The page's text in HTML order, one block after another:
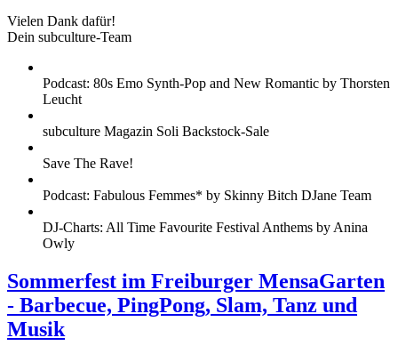
Vielen Dank dafür!
Dein subculture-Team
Podcast: 80s Emo Synth-Pop and New Romantic by Thorsten
Leucht
subculture Magazin Soli Backstock-Sale
Save The Rave!
Podcast: Fabulous Femmes* by Skinny Bitch DJane Team
DJ-Charts: All Time Favourite Festival Anthems by Anina
Owly
Sommerfest im Freiburger MensaGarten
- Barbecue, PingPong, Slam, Tanz und
Musik